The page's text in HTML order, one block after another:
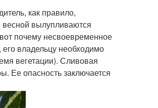
как правило,
весной вылупливаются
почему несвоевременное
владельцу необходимо
вегетации). Сливовая
Ее опасность заключается